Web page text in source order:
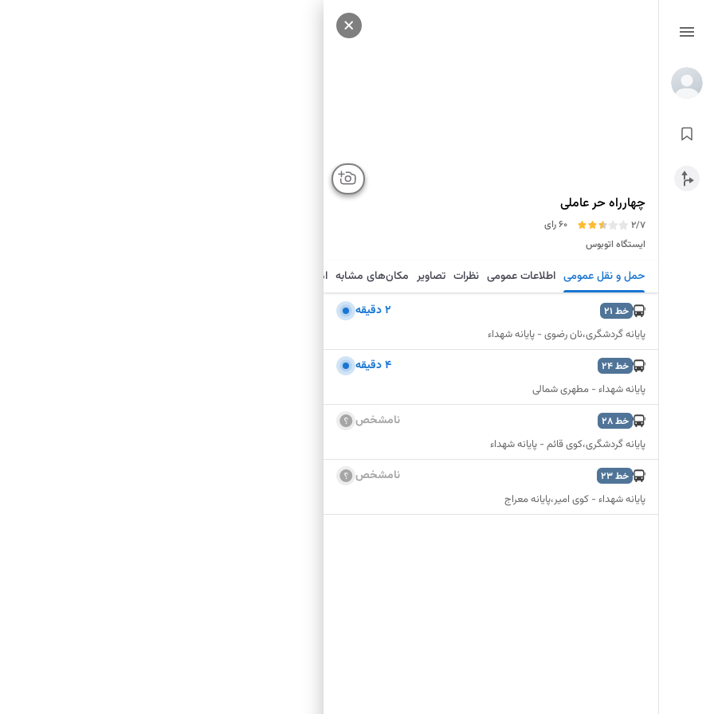
چهارراه حر عاملی
2/7
60 رای
ایستگاه اتوبوس
حمل و نقل عمومی اطلاعات عمومی نظرات تصاویر مکان‌های مشابه امکانات نزدیک
خط 21 ۲ دقیقه
پایانه گردشگری،نان رضوی - پایانه شهداء
خط24 ۴ دقیقه
پایانه شهداء - مطهری شمالی
خط28 نامشخص
پایانه گردشگری،کوی قائم - پایانه شهداء
خط23 نامشخص
پایانه شهداء - کوی امیر،پایانه معراج